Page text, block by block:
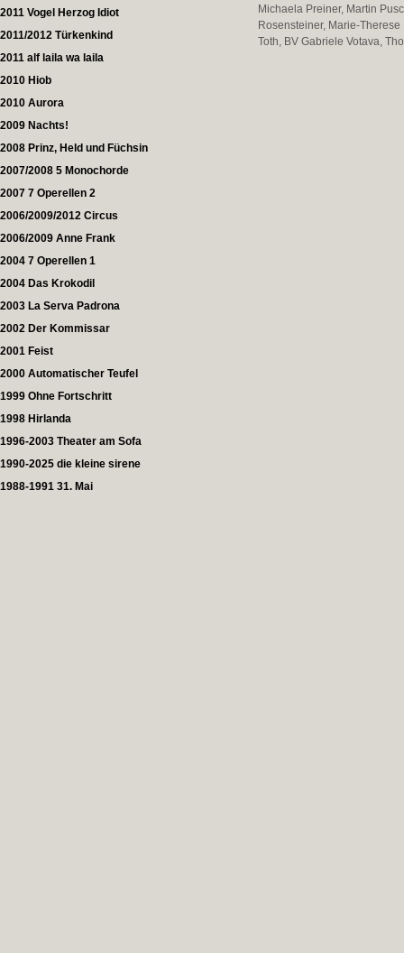
2011 Vogel Herzog Idiot
2011/2012 Türkenkind
2011 alf laila wa laila
2010 Hiob
2010 Aurora
2009 Nachts!
2008 Prinz, Held und Füchsin
2007/2008 5 Monochorde
2007 7 Operellen 2
2006/2009/2012 Circus
2006/2009 Anne Frank
2004 7 Operellen 1
2004 Das Krokodil
2003 La Serva Padrona
2002 Der Kommissar
2001 Feist
2000 Automatischer Teufel
1999 Ohne Fortschritt
1998 Hirlanda
1996-2003 Theater am Sofa
1990-2025 die kleine sirene
1988-1991 31. Mai
Michaela Preiner, Martin
Rosensteiner, Marie-
Toth, BV Gabriele Votava,